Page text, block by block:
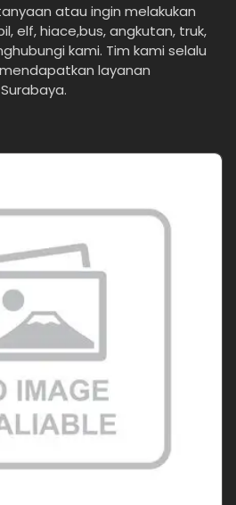
atau ingin melakukan
elf, hiace,bus, angkutan, truk,
kami. Tim kami selalu
layanan